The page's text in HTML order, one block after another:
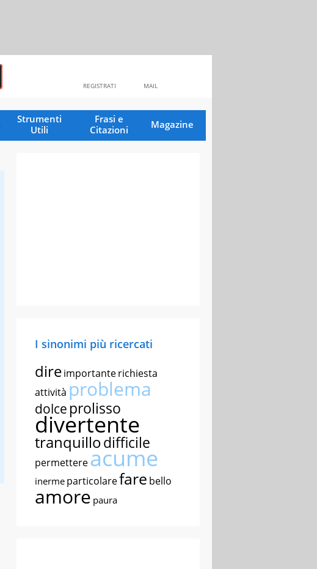
MAIL
REGISTRATI
Strumenti
Utili
Frasi e
Citazioni
Magazine
I sinonimi più ricercati
direimportanterichiesta
attività problema
dolce prolisso
divertente
tranquillodifficile
permettereacume
inerme particolarefare bello
amore paura